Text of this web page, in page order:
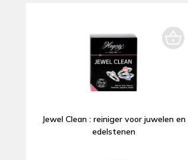
Jewel Clean : reiniger voor juwelen en
edelstenen